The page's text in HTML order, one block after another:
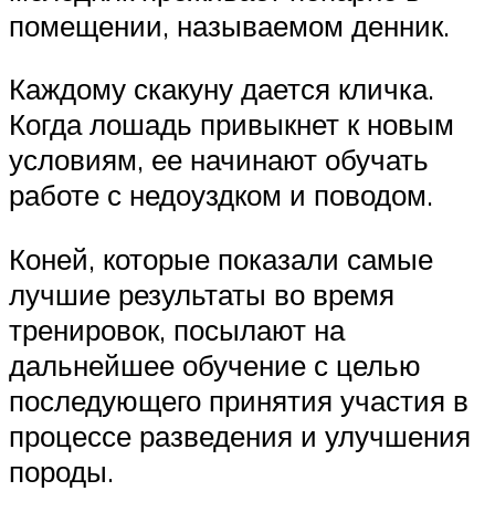
помещении, называемом денник.
Каждому скакуну дается кличка.
Когда лошадь привыкнет к новым
условиям, ее начинают обучать
работе с недоуздком и поводом.
Коней, которые показали самые
лучшие результаты во время
тренировок, посылают на
дальнейшее обучение с целью
последующего принятия участия в
процессе разведения и улучшения
породы.